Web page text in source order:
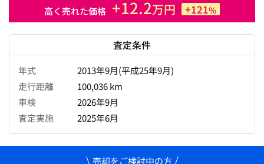
高く売れた価格 +12.2万円 +121%
査定条件
年式
2013年9月(平成25年9月)
走行距離
100,036 km
車検
2026年9月
査定実施
2025年6月
売却をご検討中の方